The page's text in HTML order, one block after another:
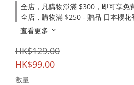
全店，凡購物淨滿 $300，即可享免
全店，購物滿 $250 - 贈品 日本櫻
查看更多
HK$129.00
HK$99.00
數量